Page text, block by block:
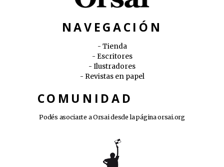
NAVEGACIÓN
Tienda
Escritores
Ilustradores
Revistas en papel
COMUNIDAD
Podés asociarte a Orsai desde la páginaorsai.org